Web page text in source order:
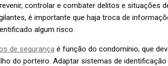
controlar e combater delitos e situações
é importante que haja troca de
algum risco.
de segurança é função do condomínio, que
do porteiro. Adaptar sistemas de